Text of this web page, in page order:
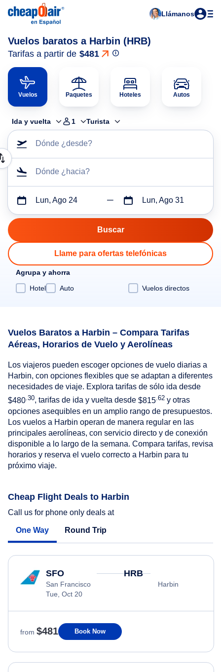
Llámanos
Vuelos baratos a Harbin (HRB)
Tarifas a partir de $481
Vuelos Paquetes Hoteles Autos
Ida y vuelta 1 Turista
Dónde ¿desde?
Dónde ¿hacia?
Lun, Ago 24 Lun, Ago 31
Llame para ofertas telefónicas
Agrupa y ahorra
Hotel
Auto Vuelos directos
Vuelos Baratos a Harbin – Compara Tarifas
Aéreas, Horarios de Vuelo y Aerolíneas
Los viajeros pueden escoger opciones de vuelo diarias a
Harbin, con opciones flexibles que se adaptan a diferentes
necesidades de viaje. Explora tarifas de sólo ida desde
$480 .30, tarifas de ida y vuelta desde $815 .62 y otras
opciones asequibles en un amplio rango de presupuestos.
Los vuelos a Harbin operan de manera regular en las
principales aerolíneas, con servicio directo y de conexión
disponible a lo largo de la semana. Compara tarifas, revisa
horarios y reserva el vuelo correcto a Harbin para tu
próximo viaje.
Cheap Flight Deals to Harbin
Call us for phone only deals at
One Way Round Trip
SFO
San Francisco
Tue, Oct 20
HRB
Harbin
from $481 Book Now